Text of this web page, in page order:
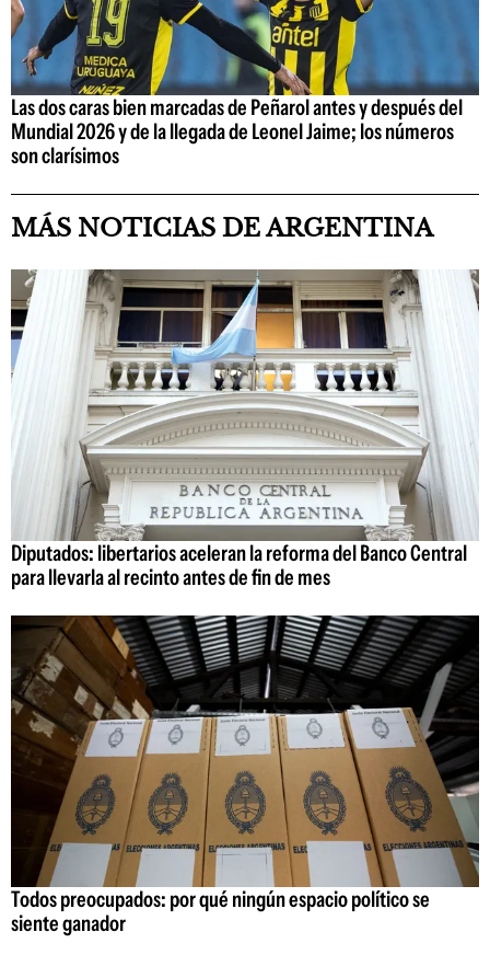
Las dos caras bien marcadas de Peñarol antes y después del
Mundial 2026 y de la llegada de Leonel Jaime; los números
son clarísimos
MÁS NOTICIAS DE ARGENTINA
Diputados: libertarios aceleran la reforma del Banco Central
para llevarla al recinto antes de fin de mes
Todos preocupados: por qué ningún espacio político se
siente ganador